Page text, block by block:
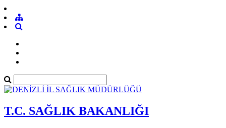
T.C. SAĞLIK BAKANLIĞI